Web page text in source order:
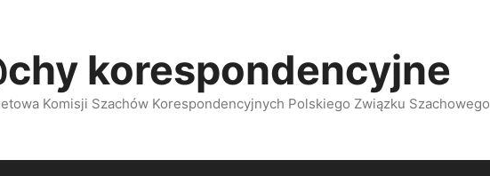
korespondencyjne
Komisji Szachów Korespondencyjnych Polskiego Związku Szachowego